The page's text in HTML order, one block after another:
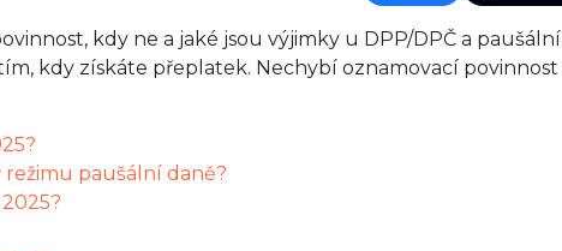
kdy ne a jaké jsou výjimky u DPP/DPČ a paušální
kdy získáte přeplatek. Nechybí oznamovací povinnost
režimu paušální daně?